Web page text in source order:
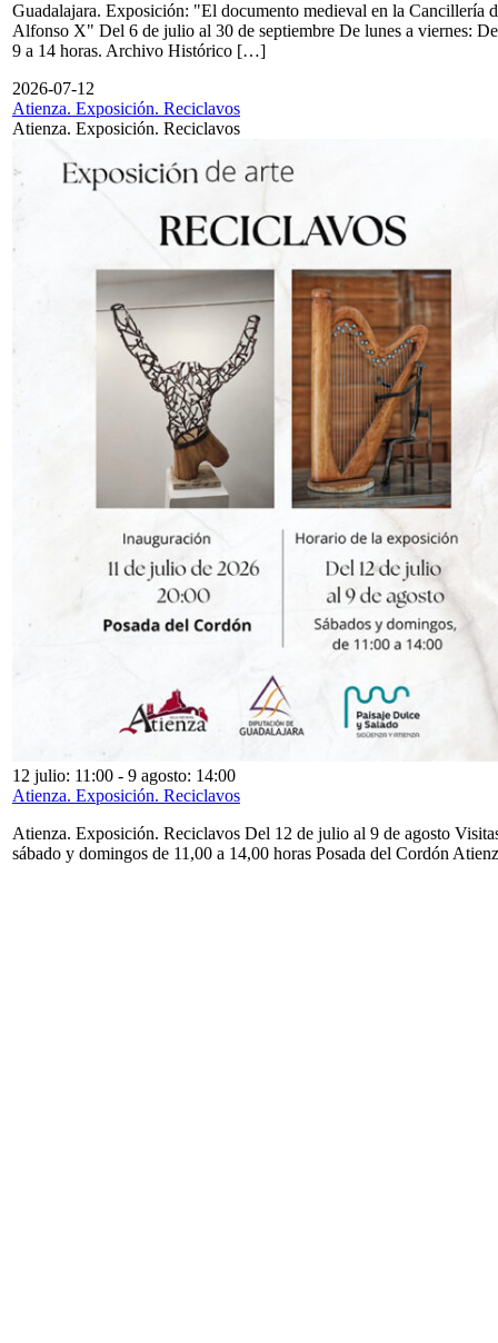
Guadalajara. Exposición: "El documento medieval en la Cancillería
Alfonso X" Del 6 de julio al 30 de septiembre De lunes a viernes: De
9 a 14 horas. Archivo Histórico […]
2026-07-12
Atienza. Exposición. Reciclavos
Atienza. Exposición. Reciclavos
12 julio: 11:00 - 9 agosto: 14:00
Atienza. Exposición. Reciclavos
Atienza. Exposición. Reciclavos Del 12 de julio al 9 de agosto
sábado y domingos de 11,00 a 14,00 horas Posada del Cordón